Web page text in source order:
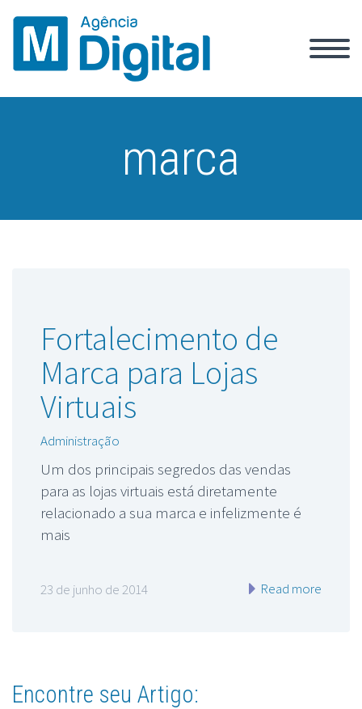
marca
Fortalecimento de
Marca para Lojas
Virtuais
Administração
Um dos principais segredos das vendas
para as lojas virtuais está diretamente
relacionado a sua marca e infelizmente é
mais
23 de junho de 2014 Read more
Encontre seu Artigo: